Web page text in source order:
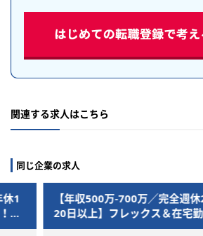
関連する求人はこちら
同じ企業の求人
1
急
【年収500万-700万／完全週
20日以上】フレックス＆在宅
成長企業で自走する採用担当